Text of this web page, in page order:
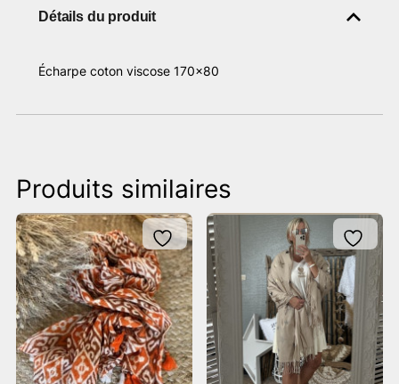
Détails du produit
Écharpe coton viscose 170×80
Produits similaires